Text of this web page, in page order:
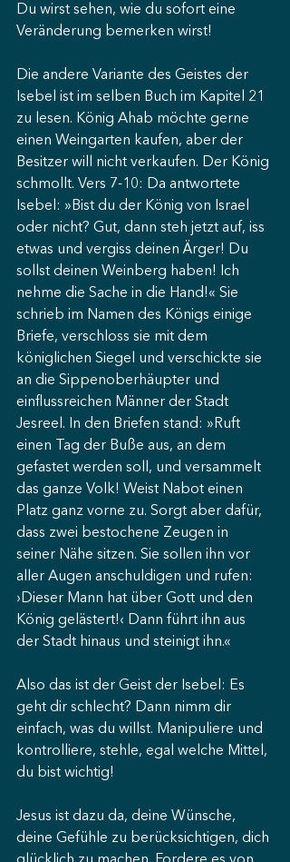
Du wirst sehen, wie du sofort eine
Veränderung bemerken wirst!
Die andere Variante des Geistes der
Isebel ist im selben Buch im Kapitel 21
zu lesen. König Ahab möchte gerne
einen Weingarten kaufen, aber der
Besitzer will nicht verkaufen. Der König
schmollt. Vers 7-10: Da antwortete
Isebel: »Bist du der König von Israel
oder nicht? Gut, dann steh jetzt auf, iss
etwas und vergiss deinen Ärger! Du
sollst deinen Weinberg haben! Ich
nehme die Sache in die Hand!« Sie
schrieb im Namen des Königs einige
Briefe, verschloss sie mit dem
königlichen Siegel und verschickte sie
an die Sippenoberhäupter und
einflussreichen Männer der Stadt
Jesreel. In den Briefen stand: »Ruft
einen Tag der Buße aus, an dem
gefastet werden soll, und versammelt
das ganze Volk! Weist Nabot einen
Platz ganz vorne zu. Sorgt aber dafür,
dass zwei bestochene Zeugen in
seiner Nähe sitzen. Sie sollen ihn vor
aller Augen anschuldigen und rufen:
›Dieser Mann hat über Gott und den
König gelästert!‹ Dann führt ihn aus
der Stadt hinaus und steinigt ihn.«
Also das ist der Geist der Isebel: Es
geht dir schlecht? Dann nimm dir
einfach, was du willst. Manipuliere und
kontrolliere, stehle, egal welche Mittel,
du bist wichtig!
Jesus ist dazu da, deine Wünsche,
deine Gefühle zu berücksichtigen, dich